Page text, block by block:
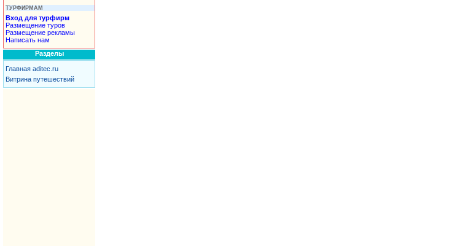
ТУРФИРМАМ
Вход для турфирм
Размещение туров
Размещение рекламы
Написать нам
Разделы
Главная aditec.ru
Витрина путешествий